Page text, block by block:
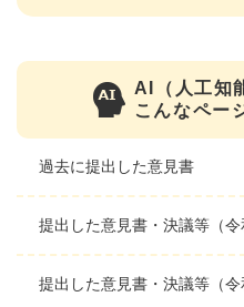
AI（人工知
こんなペー
過去に提出した意見書
提出した意見書・決議等（令
提出した意見書・決議等（令